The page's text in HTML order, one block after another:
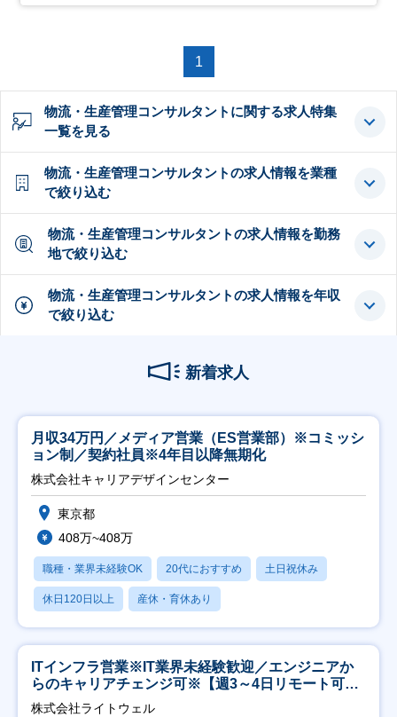
1
物流・生産管理コンサルタントに関する求人特集
一覧を見る
物流・生産管理コンサルタントの求人情報を業種
で絞り込む
物流・生産管理コンサルタントの求人情報を勤務
地で絞り込む
物流・生産管理コンサルタントの求人情報を年収
で絞り込む
新着求人
月収34万円／メディア営業（ES営業部）※コミッシ
ョン制／契約社員※4年目以降無期化
株式会社キャリアデザインセンター
東京都
408万~408万
職種・業界未経験OK 20代におすすめ 土日祝休み
休日120日以上 産休・育休あり
ITインフラ営業※IT業界未経験歓迎／エンジニアか
らのキャリアチェンジ可※【週3～4日リモート可
能】
株式会社ライトウェル